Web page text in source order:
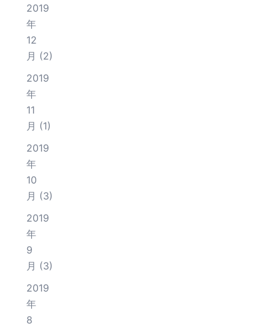
2019
年
12
月 (2)
2019
年
11
月 (1)
2019
年
10
月 (3)
2019
年
9
月 (3)
2019
年
8